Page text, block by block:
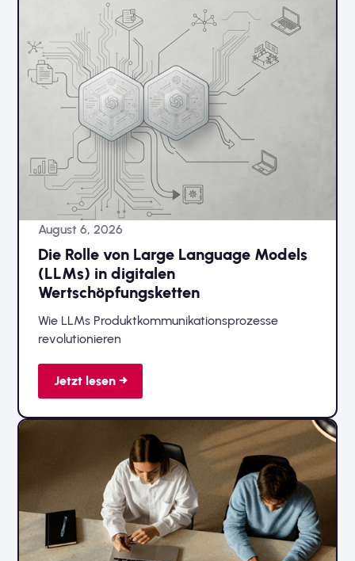
August 6, 2026
Die Rolle von Large Language Models
(LLMs) in digitalen
Wertschöpfungsketten
Wie LLMs Produktkommunikationsprozesse
revolutionieren
Jetzt lesen →